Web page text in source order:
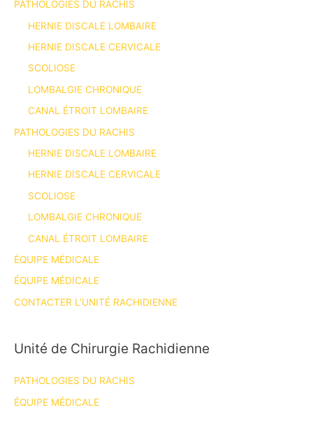
PATHOLOGIES DU RACHIS
HERNIE DISCALE LOMBAIRE
HERNIE DISCALE CERVICALE
SCOLIOSE
LOMBALGIE CHRONIQUE
CANAL ÉTROIT LOMBAIRE
PATHOLOGIES DU RACHIS
HERNIE DISCALE LOMBAIRE
HERNIE DISCALE CERVICALE
SCOLIOSE
LOMBALGIE CHRONIQUE
CANAL ÉTROIT LOMBAIRE
ÉQUIPE MÉDICALE
ÉQUIPE MÉDICALE
CONTACTER L’UNITÉ RACHIDIENNE
Unité de Chirurgie Rachidienne
PATHOLOGIES DU RACHIS
ÉQUIPE MÉDICALE